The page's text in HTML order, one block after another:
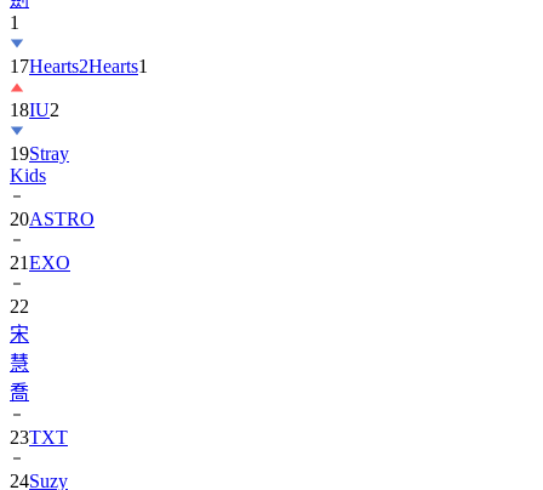
1
17Hearts2Hearts1
18IU2
19Stray
Kids
20ASTRO
21EXO
22
宋
慧
喬
23TXT
24Suzy